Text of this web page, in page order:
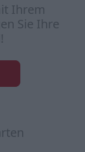
Ihrem
Sie Ihre